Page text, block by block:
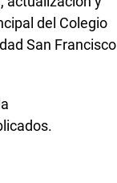
del Colegio
San Francisco